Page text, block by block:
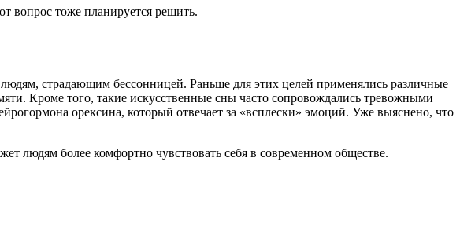
вопрос тоже планируется решить.
страдающим бессонницей. Раньше для этих целей применялись различные
Кроме того, такие искусственные сны часто сопровождались тревожными
орексина, который отвечает за «всплески» эмоций. Уже выяснено, что
людям более комфортно чувствовать себя в современном обществе.